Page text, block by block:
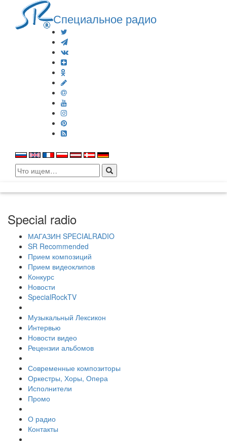
Специальное радио
Search
for:
Special radio
МАГАЗИН SPECIALRADIO
SR Recommended
Прием композиций
Прием видеоклипов
Конкурс
Новости
SpecialRockTV
Музыкальный Лексикон
Интервью
Новости видео
Рецензии альбомов
Современные композиторы
Оркестры, Хоры, Опера
Исполнители
Промо
О радио
Контакты